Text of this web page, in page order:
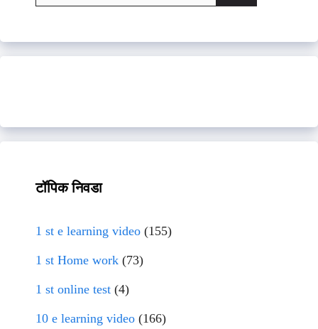
for:
टॉपिक निवडा
1 st e learning video (155)
1 st Home work (73)
1 st online test (4)
10 e learning video (166)